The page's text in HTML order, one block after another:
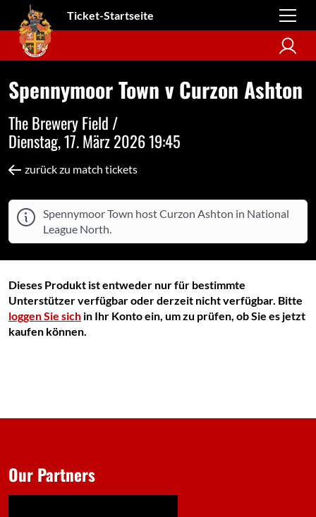
Ticket-Startseite
Spennymoor Town v Curzon Ashton
The Brewery Field /
Dienstag, 17. März 2026 19:45
zurück zu match tickets
Spennymoor Town host Curzon Ashton in National
League North.
Dieses Produkt ist entweder nur für bestimmte
Unterstützer verfügbar oder derzeit nicht verfügbar. Bitte
loggen Sie sich in Ihr Konto ein, um zu prüfen, ob Sie es jetzt
kaufen können.
Our Partners